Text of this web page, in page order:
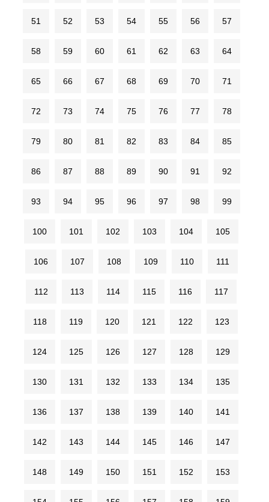
51 52 53 54 55 56 57
58 59 60 61 62 63 64
65 66 67 68 69 70 71
72 73 74 75 76 77 78
79 80 81 82 83 84 85
86 87 88 89 90 91 92
93 94 95 96 97 98 99
100 101 102 103 104 105
106 107 108 109 110 111
112 113 114 115 116 117
118 119 120 121 122 123
124 125 126 127 128 129
130 131 132 133 134 135
136 137 138 139 140 141
142 143 144 145 146 147
148 149 150 151 152 153